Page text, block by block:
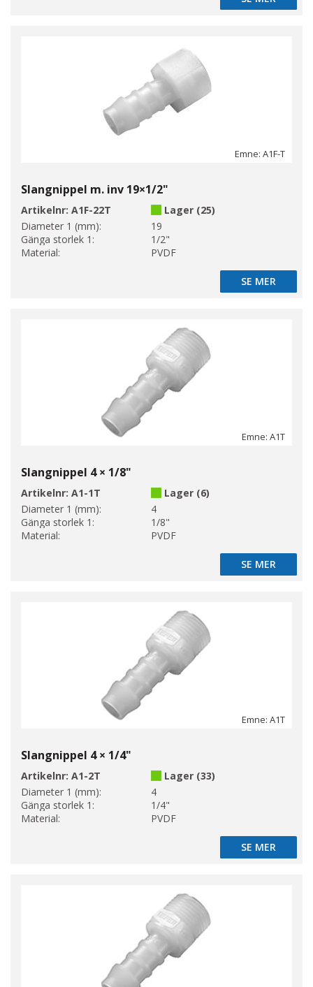
Emne: A1F-T
Slangnippel m. inv 19×1/2"
Artikelnr: A1F-22T
Lager (25)
Diameter 1 (mm):
19
Gänga storlek 1:
1/2"
Material:
PVDF
SE MER
SE MER
Emne: A1T
Slangnippel 4 × 1/8"
Artikelnr: A1-1T
Lager (6)
Diameter 1 (mm):
4
Gänga storlek 1:
1/8"
Material:
PVDF
SE MER
SE MER
Emne: A1T
Slangnippel 4 × 1/4"
Artikelnr: A1-2T
Lager (33)
Diameter 1 (mm):
4
Gänga storlek 1:
1/4"
Material:
PVDF
SE MER
SE MER